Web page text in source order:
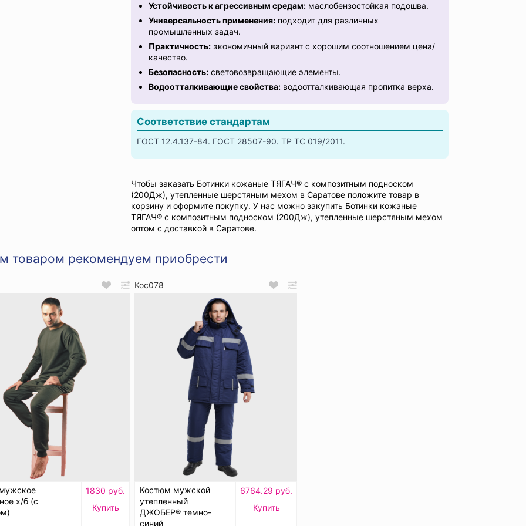
Устойчивость к агрессивным средам:маслобензостойкая подошва.
Универсальность применения:подходит для различных
промышленных задач.
Практичность:экономичный вариант с хорошим соотношением цена/
качество.
Безопасность:световозвращающие элементы.
Водоотталкивающие свойства:водоотталкивающая пропитка верха.
Соответствие стандартам
ГОСТ 12.4.137-84. ГОСТ 28507-90. ТР ТС 019/2011.
Чтобы заказать Ботинки кожаные ТЯГАЧ® с композитным подноском
(200Дж), утепленные шерстяным мехом в Саратове положите товар в
корзину и оформите покупку. У нас можно закупить Ботинки кожаные
ТЯГАЧ® с композитным подноском (200Дж), утепленные шерстяным мехом
оптом с доставкой в Саратове.
товаром рекомендуем приобрести
х/б (с
1830 руб.
Купить
Кос078
Костюм мужской
утепленный
ДЖОБЕР® темно-
синий
6764.29 руб.
Купить